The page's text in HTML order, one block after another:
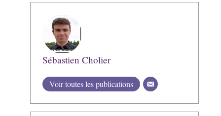
Sébastien Cholier
Voir toutes les publications